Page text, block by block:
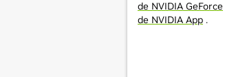
de NVIDIA GeForce
de NVIDIA App .